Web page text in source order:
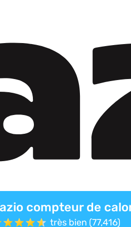
compteur de
très bien (77,416)